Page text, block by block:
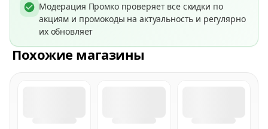
Модерация Промко проверяет все скидки по
акциям и промокоды на актуальность и регулярно
их обновляет
Похожие магазины